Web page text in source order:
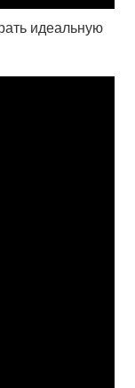
идеальную